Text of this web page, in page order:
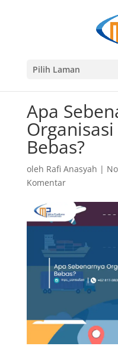
Pilih Laman
Apa
Bebas?
oleh Rafi Anasyah |
Komentar